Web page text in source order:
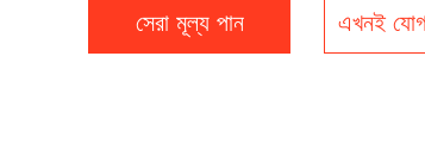
সেরা মূল্য পান এখনই